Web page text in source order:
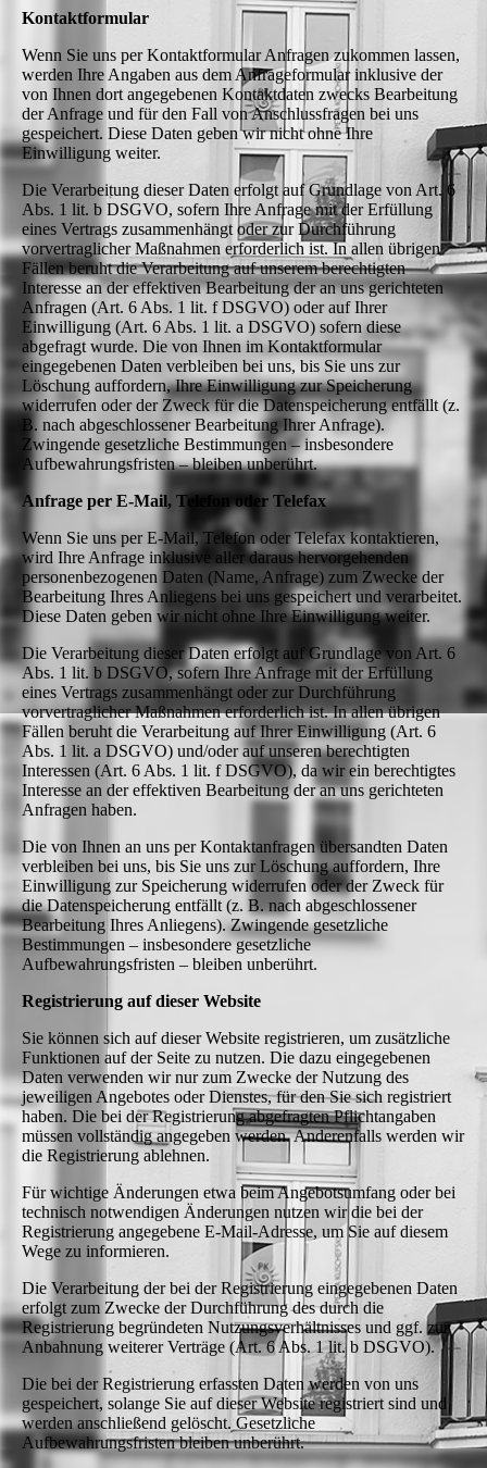
Kontaktformular
Wenn Sie uns per Kontaktformular Anfragen zukommen lassen,
werden Ihre Angaben aus dem Anfrageformular inklusive der
von Ihnen dort angegebenen Kontaktdaten zwecks Bearbeitung
der Anfrage und für den Fall von Anschlussfragen bei uns
gespeichert. Diese Daten geben wir nicht ohne Ihre
Einwilligung weiter.
Die Verarbeitung dieser Daten erfolgt auf Grundlage von Art. 6
Abs. 1 lit. b DSGVO, sofern Ihre Anfrage mit der Erfüllung
eines Vertrags zusammenhängt oder zur Durchführung
vorvertraglicher Maßnahmen erforderlich ist. In allen übrigen
Fällen beruht die Verarbeitung auf unserem berechtigten
Interesse an der effektiven Bearbeitung der an uns gerichteten
Anfragen (Art. 6 Abs. 1 lit. f DSGVO) oder auf Ihrer
Einwilligung (Art. 6 Abs. 1 lit. a DSGVO) sofern diese
abgefragt wurde. Die von Ihnen im Kontaktformular
eingegebenen Daten verbleiben bei uns, bis Sie uns zur
Löschung auffordern, Ihre Einwilligung zur Speicherung
widerrufen oder der Zweck für die Datenspeicherung entfällt (z.
B. nach abgeschlossener Bearbeitung Ihrer Anfrage).
Zwingende gesetzliche Bestimmungen – insbesondere
Aufbewahrungsfristen – bleiben unberührt.
Anfrage per E-Mail, Telefon oder Telefax
Wenn Sie uns per E-Mail, Telefon oder Telefax kontaktieren,
wird Ihre Anfrage inklusive aller daraus hervorgehenden
personenbezogenen Daten (Name, Anfrage) zum Zwecke der
Bearbeitung Ihres Anliegens bei uns gespeichert und verarbeitet.
Diese Daten geben wir nicht ohne Ihre Einwilligung weiter.
Die Verarbeitung dieser Daten erfolgt auf Grundlage von Art. 6
Abs. 1 lit. b DSGVO, sofern Ihre Anfrage mit der Erfüllung
eines Vertrags zusammenhängt oder zur Durchführung
vorvertraglicher Maßnahmen erforderlich ist. In allen übrigen
Fällen beruht die Verarbeitung auf Ihrer Einwilligung (Art. 6
Abs. 1 lit. a DSGVO) und/oder auf unseren berechtigten
Interessen (Art. 6 Abs. 1 lit. f DSGVO), da wir ein berechtigtes
Interesse an der effektiven Bearbeitung der an uns gerichteten
Anfragen haben.
Die von Ihnen an uns per Kontaktanfragen übersandten Daten
verbleiben bei uns, bis Sie uns zur Löschung auffordern, Ihre
Einwilligung zur Speicherung widerrufen oder der Zweck für
die Datenspeicherung entfällt (z. B. nach abgeschlossener
Bearbeitung Ihres Anliegens). Zwingende gesetzliche
Bestimmungen – insbesondere gesetzliche
Aufbewahrungsfristen – bleiben unberührt.
Registrierung auf dieser Website
Sie können sich auf dieser Website registrieren, um zusätzliche
Funktionen auf der Seite zu nutzen. Die dazu eingegebenen
Daten verwenden wir nur zum Zwecke der Nutzung des
jeweiligen Angebotes oder Dienstes, für den Sie sich registriert
haben. Die bei der Registrierung abgefragten Pflichtangaben
müssen vollständig angegeben werden. Anderenfalls werden wir
die Registrierung ablehnen.
Für wichtige Änderungen etwa beim Angebotsumfang oder bei
technisch notwendigen Änderungen nutzen wir die bei der
Registrierung angegebene E-Mail-Adresse, um Sie auf diesem
Wege zu informieren.
Die Verarbeitung der bei der Registrierung eingegebenen Daten
erfolgt zum Zwecke der Durchführung des durch die
Registrierung begründeten Nutzungsverhältnisses und ggf. zur
Anbahnung weiterer Verträge (Art. 6 Abs. 1 lit. b DSGVO).
Die bei der Registrierung erfassten Daten werden von uns
gespeichert, solange Sie auf dieser Website registriert sind und
werden anschließend gelöscht. Gesetzliche
Aufbewahrungsfristen bleiben unberührt.